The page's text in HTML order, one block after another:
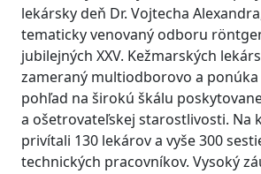
lekársky deň Dr. Vojtecha
tematicky venovaný odboru
jubilejných XXV. Kežmarských
zameraný multiodborovo a
pohľad na širokú škálu
a ošetrovateľskej starostlivosti. Na
privítali 130 lekárov a vyše 300
technických pracovníkov. Vysoký